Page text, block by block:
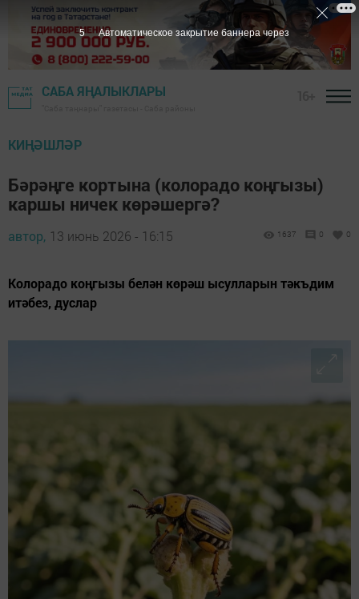
САБА ЯҢАЛЫКЛАРЫ
КИҢӘШЛӘР
Бәрәңге кортына (колорадо коңгызы)
каршы ничек көрәшергә?
автор, 13 июнь 2026 - 16:15 1637 0 0
Колорадо коңгызы белән көрәш ысулларын тәкъдим
итәбез, дуслар
4 Автоматическое закрытие баннера через